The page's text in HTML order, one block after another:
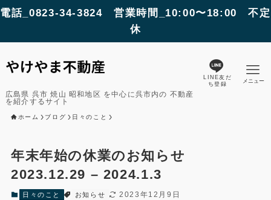
電話_0823-34-3824 営業時間_10:00〜18:00 不定
休
広島県 呉市 焼山 昭和地区 を中心に呉市内の 不動産
を紹介するサイト
LINE友だ
ち登録
メニュー
ホーム ブログ 日々のこと
年末年始の休業のお知らせ
2023.12.29 – 2024.1.3
日々のこと お知らせ 2023年12月9日